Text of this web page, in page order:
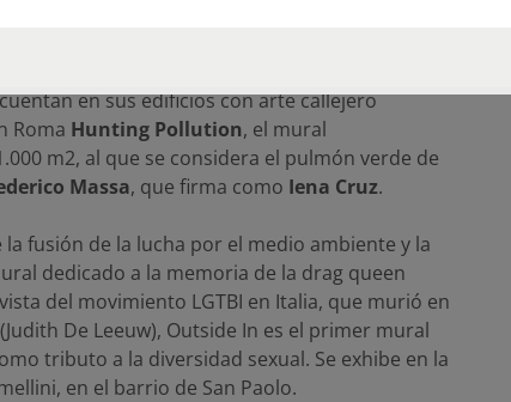
adornan Ciudad de México. Uno de ellos, un
Reforma, lo llevó a cabo el colectivo español
en sus edificios con arte callejero
Roma Hunting Pollution, el mural
m2, al que se considera el pulmón verde de
Massa, que firma como Iena Cruz.
fusión de la lucha por el medio ambiente y la
dedicado a la memoria de la drag queen
del movimiento LGTBI en Italia, que murió en
(Judith De Leeuw), Outside In es el primer mural
tributo a la diversidad sexual. Se exhibe en la
en el barrio de San Paolo.